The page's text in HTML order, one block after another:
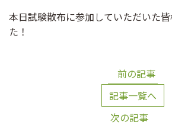
本日試験散布に参加していただいた
た！
前の記事
記事一覧へ
次の記事